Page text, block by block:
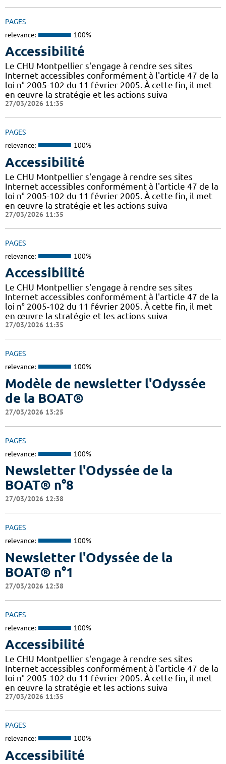
PAGES
relevance: 100%
Accessibilité
Le CHU Montpellier s'engage à rendre ses sites
Internet accessibles conformément à l'article 47 de la
loi n° 2005-102 du 11 février 2005. À cette fin, il met
en œuvre la stratégie et les actions suiva
27/03/2026 11:35
PAGES
relevance: 100%
Accessibilité
Le CHU Montpellier s'engage à rendre ses sites
Internet accessibles conformément à l'article 47 de la
loi n° 2005-102 du 11 février 2005. À cette fin, il met
en œuvre la stratégie et les actions suiva
27/03/2026 11:35
PAGES
relevance: 100%
Accessibilité
Le CHU Montpellier s'engage à rendre ses sites
Internet accessibles conformément à l'article 47 de la
loi n° 2005-102 du 11 février 2005. À cette fin, il met
en œuvre la stratégie et les actions suiva
27/03/2026 11:35
PAGES
relevance: 100%
Modèle de newsletter l'Odyssée
de la BOAT®
27/03/2026 13:25
PAGES
relevance: 100%
Newsletter l'Odyssée de la
BOAT® n°8
27/03/2026 12:38
PAGES
relevance: 100%
Newsletter l'Odyssée de la
BOAT® n°1
27/03/2026 12:38
PAGES
relevance: 100%
Accessibilité
Le CHU Montpellier s'engage à rendre ses sites
Internet accessibles conformément à l'article 47 de la
loi n° 2005-102 du 11 février 2005. À cette fin, il met
en œuvre la stratégie et les actions suiva
27/03/2026 11:35
PAGES
relevance: 100%
Accessibilité